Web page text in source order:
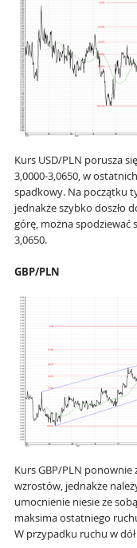
Kurs USD/PLN porusza
3,0000-3,0650, w
spadkowy. Na początku
jednakże szybko doszło
górę, można spodziewać
3,0650.
GBP/PLN
Kurs GBP/PLN ponownie
wzrostów, jednakże
umocnienie niesie ze
maksima ostatniego
W przypadku ruchu w